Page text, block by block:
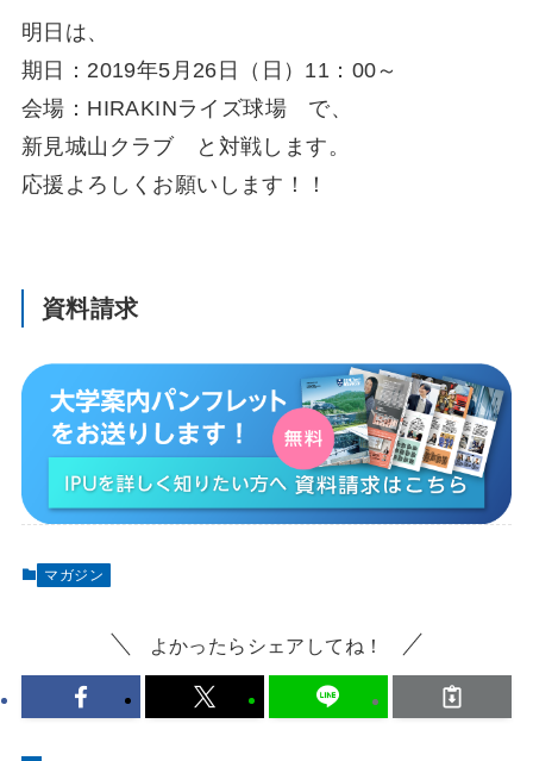
明日は、
期日：2019年5月26日（日）11：00～
会場：HIRAKINライズ球場 で、
新見城山クラブ と対戦します。
応援よろしくお願いします！！
資料請求
マガジン
よかったらシェアしてね！